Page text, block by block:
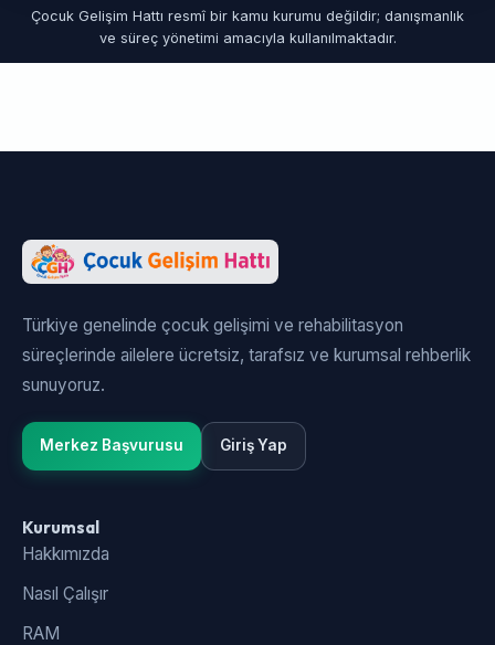
Çocuk Gelişim Hattı resmî bir kamu kurumu değildir; danışmanlık
ve süreç yönetimi amacıyla kullanılmaktadır.
Türkiye genelinde çocuk gelişimi ve rehabilitasyon
süreçlerinde ailelere ücretsiz, tarafsız ve kurumsal rehberlik
sunuyoruz.
Merkez Başvurusu Giriş Yap
Kurumsal
Hakkımızda
Nasıl Çalışır
RAM